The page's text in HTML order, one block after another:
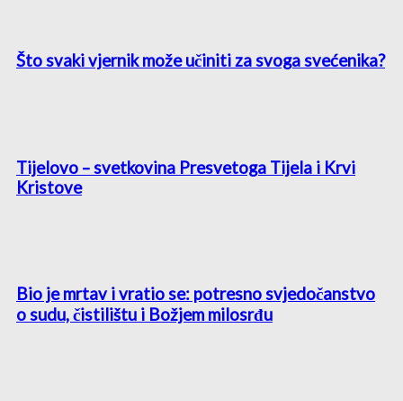
Što svaki vjernik može učiniti za svoga svećenika?
Tijelovo – svetkovina Presvetoga Tijela i Krvi
Kristove
Bio je mrtav i vratio se: potresno svjedočanstvo
o sudu, čistilištu i Božjem milosrđu